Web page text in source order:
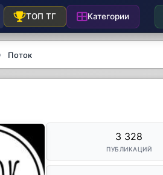
ТОП ТГ Категории
Поток
3 328
ПУБЛИКАЦИЙ